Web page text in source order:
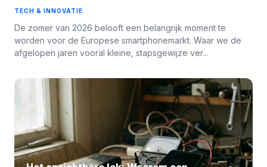
TECH & INNOVATIE
De zomer van 2026 belooft een belangrijk moment te
worden voor de Europese smartphonemarkt. Waar we de
afgelopen jaren vooral kleine, stapsgewijze ver...